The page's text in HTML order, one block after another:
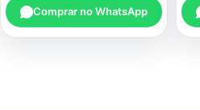
Comprar no WhatsApp